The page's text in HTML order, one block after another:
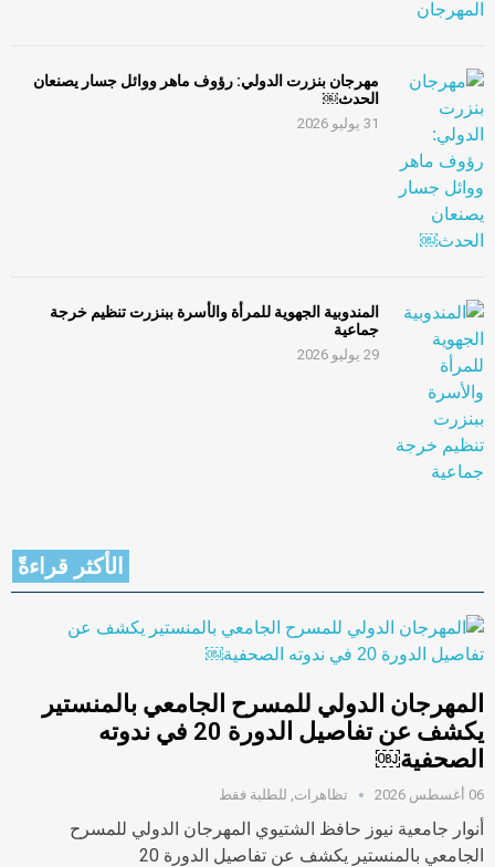
مهرجان بنزرت الدولي: رؤوف ماهر ووائل جسار يصنعان
الحدث￼
31 يوليو 2026
المندوبية الجهوية للمرأة والأسرة ببنزرت تنظيم خرجة
جماعية
29 يوليو 2026
الأكثر قراءةً
المهرجان الدولي للمسرح الجامعي بالمنستير
يكشف عن تفاصيل الدورة 20 في ندوته
الصحفية￼
06 أغسطس 2026 تظاهرات للطلبة فقط
أنوار جامعية نيوز حافظ الشتيوي المهرجان الدولي للمسرح
الجامعي بالمنستير يكشف عن تفاصيل الدورة 20